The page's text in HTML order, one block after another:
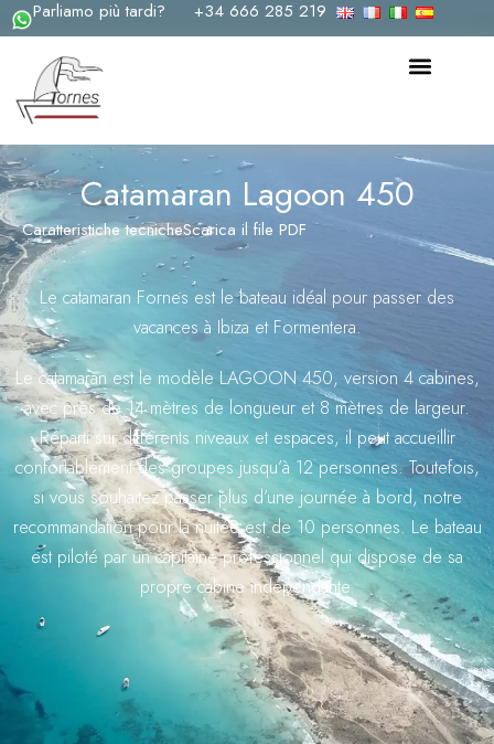
Vai
al
contenuto
Parliamo più tardi? +34 666 285 219
Catamaran Lagoon 450
Caratteristiche tecnicheScarica il file PDF
Le catamaran Fornes est le bateau idéal pour passer des
vacances à Ibiza et Formentera.
Le catamaran est le modèle LAGOON 450, version 4 cabines,
avec près de 14 mètres de longueur et 8 mètres de largeur.
Réparti sur différents niveaux et espaces, il peut accueillir
confortablement des groupes jusqu’à 12 personnes. Toutefois,
si vous souhaitez passer plus d’une journée à bord, notre
recommandation pour la nuitée est de 10 personnes. Le bateau
est piloté par un capitaine professionnel qui dispose de sa
propre cabine indépendante.